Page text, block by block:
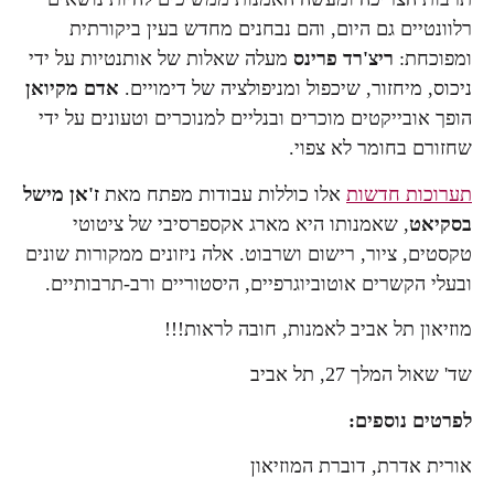
רלוונטיים גם היום, והם נבחנים מחדש בעין ביקורתית
ומפוכחת: ריצ'רד פרינס מעלה שאלות של אותנטיות על ידי
ניכוס, מיחזור, שיכפול ומניפולציה של דימויים. אדם מקיואן
הופך אובייקטים מוכרים ובנליים למנוכרים וטעונים על ידי
שחזורם בחומר לא צפוי.
תערוכות חדשות אלו כוללות עבודות מפתח מאת ז'אן מישל
בסקיאט, שאמנותו היא מארג אקספרסיבי של ציטוטי
טקסטים, ציור, רישום ושרבוט. אלה ניזונים ממקורות שונים
ובעלי הקשרים אוטוביוגרפיים, היסטוריים ורב-תרבותיים.
מוזיאון תל אביב לאמנות, חובה לראות!!!
שד' שאול המלך 27, תל אביב
לפרטים נוספים:
אורית אדרת, דוברת המוזיאון